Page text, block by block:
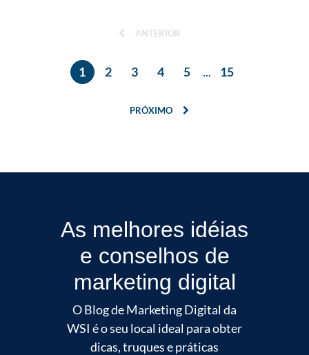
ANTERIOR
1 2 3 4 5 ... 15
PRÓXIMO
As melhores idéias
e conselhos de
marketing digital
O Blog de Marketing Digital da
WSI é o seu local ideal para obter
dicas, truques e práticas